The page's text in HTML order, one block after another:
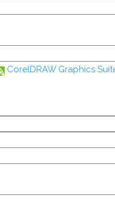
CorelDRAW Graphics